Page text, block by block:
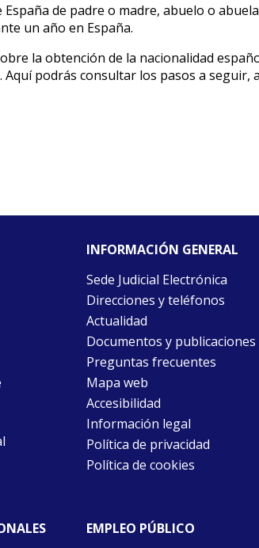
de padre o madre, abuelo o
un año en España.
la obtención de la nacionalidad
. Aquí podrás consultar los pasos a
INFORMACIÓN GENERAL
Sede Judicial Electrónica
Direcciones y teléfonos
Actualidad
Documentos y publicaciones
Preguntas frecuentes
Mapa web
Accesibilidad
Información legal
Política de privacidad
Política de cookies
EMPLEO PÚBLICO